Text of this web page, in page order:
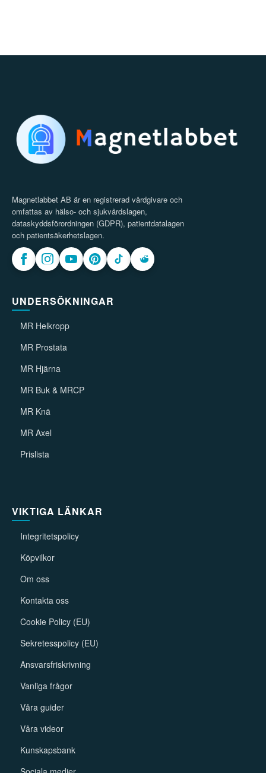
Magnetlabbet AB är en registrerad vårdgivare och
omfattas av hälso- och sjukvårdslagen,
dataskyddsförordningen (GDPR), patientdatalagen
och patientsäkerhetslagen.
UNDERSÖKNINGAR
MR Helkropp
MR Prostata
MR Hjärna
MR Buk & MRCP
MR Knä
MR Axel
Prislista
VIKTIGA LÄNKAR
Integritetspolicy
Köpvilkor
Om oss
Kontakta oss
Cookie Policy (EU)
Sekretesspolicy (EU)
Ansvarsfriskrivning
Vanliga frågor
Våra guider
Våra videor
Kunskapsbank